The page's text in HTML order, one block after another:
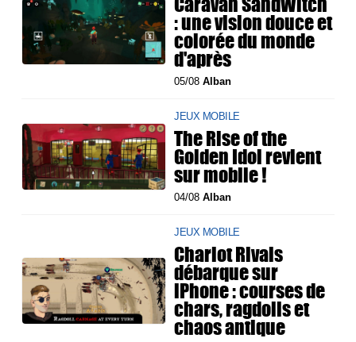
: une vision douce et
colorée du monde
d'après
05/08Alban
JEUX MOBILE
The Rise of the
Golden Idol revient
sur mobile !
04/08Alban
JEUX MOBILE
Chariot Rivals
débarque sur
iPhone : courses de
chars, ragdolls et
chaos antique